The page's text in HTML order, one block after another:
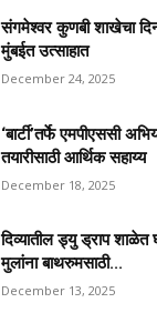
संगमेश्वर कुणबी शाखेचा
मुंबईत उत्साहात
December 24, 2025
‘बार्टी’तर्फे एमपीएससी
तयारीसाठी आर्थिक सहाय्य
December 18, 2025
दिव्यातील ड्यु ड्राप
मुलांना बाथरुमसाठी...
December 13, 2025